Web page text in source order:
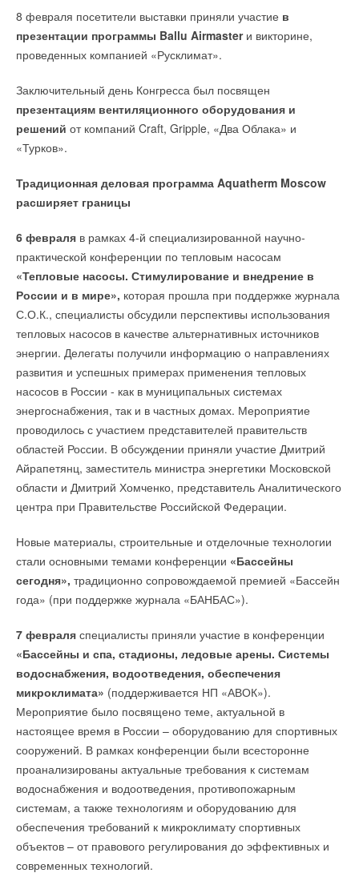
8 февраля посетители выставки приняли участие в
презентации программы Ballu Airmasterи викторине,
проведенных компанией «Русклимат».
Заключительный день Конгресса был посвящен
презентациям вентиляционного оборудования и
решений от компаний Craft, Gripple, «Два Облака» и
«Турков».
Традиционная деловая программа Aquatherm Moscow
расширяет границы
6 февраля в рамках 4-й специализированной научно-
практической конференции по тепловым насосам
«Тепловые насосы. Стимулирование и внедрение в
России и в мире», которая прошла при поддержке журнала
С.О.К., специалисты обсудили перспективы использования
тепловых насосов в качестве альтернативных источников
энергии. Делегаты получили информацию о направлениях
развития и успешных примерах применения тепловых
насосов в России - как в муниципальных системах
энергоснабжения, так и в частных домах. Мероприятие
проводилось с участием представителей правительств
областей России. В обсуждении приняли участие Дмитрий
Айрапетянц, заместитель министра энергетики Московской
области и Дмитрий Хомченко, представитель Аналитического
центра при Правительстве Российской Федерации.
Новые материалы, строительные и отделочные технологии
стали основными темами конференции «Бассейны
сегодня», традиционно сопровождаемой премией «Бассейн
года» (при поддержке журнала «БАНБАС»).
7 февраля специалисты приняли участие в конференции
«Бассейны и спа, стадионы, ледовые арены. Системы
водоснабжения, водоотведения, обеспечения
микроклимата» (поддерживается НП «АВОК»).
Мероприятие было посвящено теме, актуальной в
настоящее время в России – оборудованию для спортивных
сооружений. В рамках конференции были всесторонне
проанализированы актуальные требования к системам
водоснабжения и водоотведения, противопожарным
системам, а также технологиям и оборудованию для
обеспечения требований к микроклимату спортивных
объектов – от правового регулирования до эффективных и
современных технологий.